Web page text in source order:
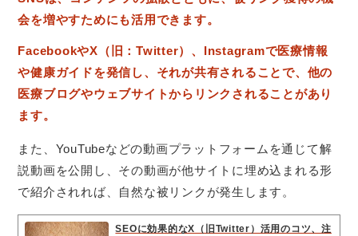
会を増やすためにも活用できます。
FacebookやX（旧：Twitter）、Instagramで医療情報
や健康ガイドを発信し、それが共有されることで、他の
医療ブログやウェブサイトからリンクされることがあり
ます。
また、YouTubeなどの動画プラットフォームを通じて解
説動画を公開し、その動画が他サイトに埋め込まれる形
で紹介されれば、自然な被リンクが発生します。
SEOに効果的なX（旧Twitter）活用のコツ、注